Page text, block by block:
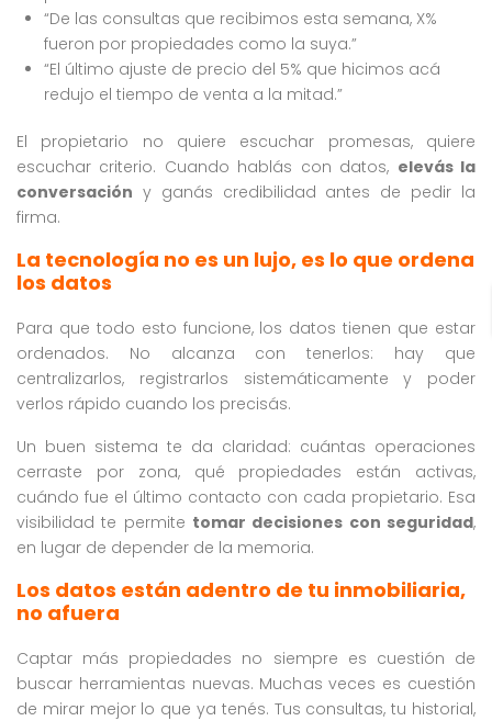
“De las consultas que recibimos esta semana, X%
fueron por propiedades como la suya.”
“El último ajuste de precio del 5% que hicimos acá
redujo el tiempo de venta a la mitad.”
El propietario no quiere escuchar promesas, quiere
escuchar criterio. Cuando hablás con datos, elevás la
conversación y ganás credibilidad antes de pedir la
firma.
La tecnología no es un lujo, es lo que ordena
los datos
Para que todo esto funcione, los datos tienen que estar
ordenados. No alcanza con tenerlos: hay que
centralizarlos, registrarlos sistemáticamente y poder
verlos rápido cuando los precisás.
Un buen sistema te da claridad: cuántas operaciones
cerraste por zona, qué propiedades están activas,
cuándo fue el último contacto con cada propietario. Esa
visibilidad te permite tomar decisiones con seguridad,
en lugar de depender de la memoria.
Los datos están adentro de tu inmobiliaria,
no afuera
Captar más propiedades no siempre es cuestión de
buscar herramientas nuevas. Muchas veces es cuestión
de mirar mejor lo que ya tenés. Tus consultas, tu historial,